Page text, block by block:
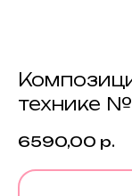
технике
6590,00 р.